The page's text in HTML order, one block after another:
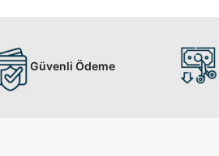
Güvenli Ödeme